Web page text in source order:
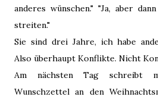
anderes wünschen." "Ja, aber
streiten."
Sie sind drei Jahre, ich habe
Also überhaupt Konflikte. Nicht
Am nächsten Tag schreibt
Wunschzettel an den